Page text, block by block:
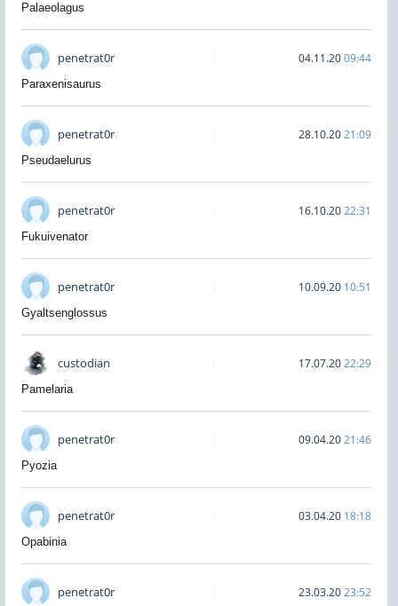
Palaeolagus
penetrat0r 04.11.2009:44
Paraxenisaurus
penetrat0r 28.10.2021:09
Pseudaelurus
penetrat0r 16.10.2022:31
Fukuivenator
penetrat0r 10.09.20 10:51
Gyaltsenglossus
custodian 17.07.2022:29
Pamelaria
penetrat0r 09.04.2021:46
Pyozia
penetrat0r 03.04.20 18:18
Opabinia
penetrat0r 23.03.2023:52